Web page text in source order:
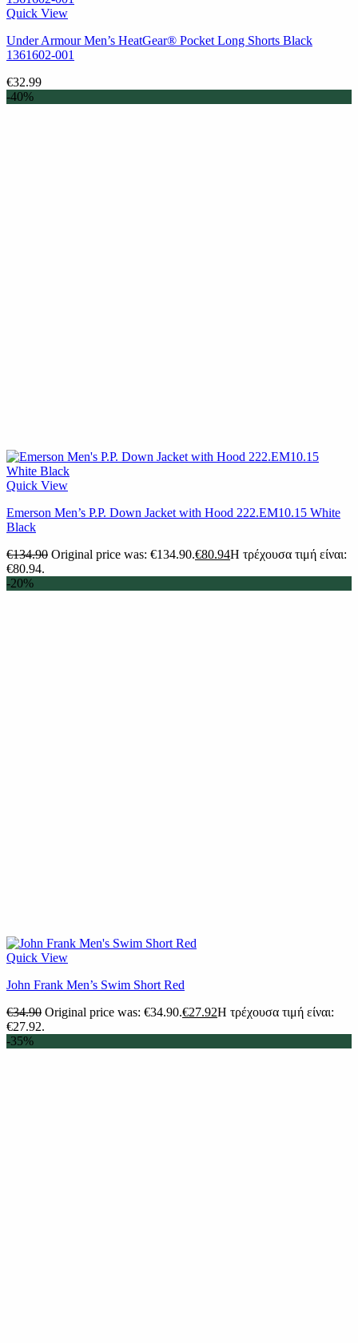
Quick View
Under Armour Men’s HeatGear® Pocket Long Shorts Black
1361602-001
€32.99
-40%
Quick View
Emerson Men’s P.P. Down Jacket with Hood 222.EM10.15 White
Black
€134.90 Original price was: €134.90.€80.94Η τρέχουσα τιμή είναι:
€80.94.
-20%
Quick View
John Frank Men’s Swim Short Red
€34.90 Original price was: €34.90.€27.92Η τρέχουσα τιμή είναι:
€27.92.
-35%